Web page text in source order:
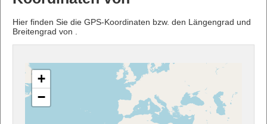
Hier finden Sie die GPS-Koordinaten bzw. den Längengrad und
Breitengrad von .
+
−